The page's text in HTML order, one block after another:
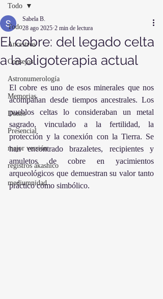
Todo
Ancestros
Consejos
Astronumerología
Memorias
Dones
Presencial
mejor versión
registros akashico
mediumnidad
Todo
El cobre: del legado celta
a la oligoterapia actual
Sabela B.
28 ago 2025 2 min de lectura
El cobre es uno de esos minerales que nos
acompañan desde tiempos ancestrales. Los
pueblos celtas lo consideraban un metal
sagrado, vinculado a la fertilidad, la
protección y la conexión con la Tierra. Se
han encontrado brazaletes, recipientes y
amuletos de cobre en yacimientos
arqueológicos que demuestran su valor tanto
práctico como simbólico.